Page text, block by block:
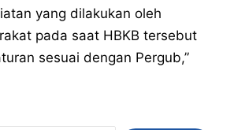
yang dilakukan oleh
pada saat HBKB tersebut
sesuai dengan Pergub,”